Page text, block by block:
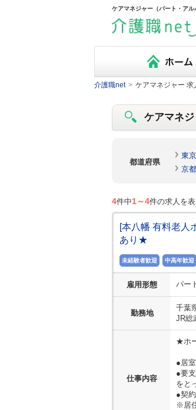
ケアマネジャー（パート・ア
介護職net > ケアマネジャー
ケアマネ
都道府県
東
京都
4件中1～4件の求人を
[本八幡 有料老
あり★
未経験者歓迎 中高年歓迎
雇用形態 パー
勤務地
千葉
JR総
仕事内容
★ホ
●居
●要
をと
●契
※居